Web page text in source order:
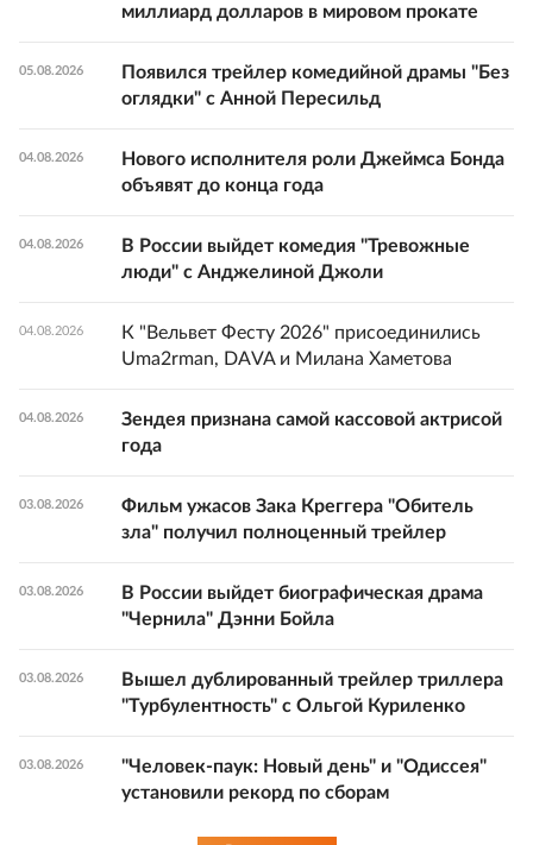
миллиард долларов в мировом прокате
05.08.2026
Появился трейлер комедийной драмы "Без
оглядки" с Анной Пересильд
04.08.2026
Нового исполнителя роли Джеймса Бонда
объявят до конца года
04.08.2026
В России выйдет комедия "Тревожные
люди" с Анджелиной Джоли
04.08.2026
К "Вельвет Фесту 2026" присоединились
Uma2rman, DAVA и Милана Хаметова
04.08.2026
Зендея признана самой кассовой актрисой
года
03.08.2026
Фильм ужасов Зака Креггера "Обитель
зла" получил полноценный трейлер
03.08.2026
В России выйдет биографическая драма
"Чернила" Дэнни Бойла
03.08.2026
Вышел дублированный трейлер триллера
"Турбулентность" с Ольгой Куриленко
03.08.2026
"Человек-паук: Новый день" и "Одиссея"
установили рекорд по сборам